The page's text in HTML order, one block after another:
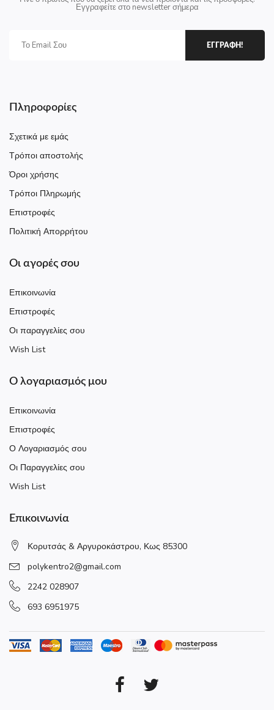
Εγγραφείτε στο newsletter σήμερα
ΕΓΓΡΑΦΗ!
Πληροφορίες
Σχετικά με εμάς
Τρόποι αποστολής
Όροι χρήσης
Τρόποι Πληρωμής
Επιστροφές
Πολιτική Απορρήτου
Οι αγορές σου
Επικοινωνία
Επιστροφές
Οι παραγγελίες σου
Wish List
Ο λογαριασμός μου
Επικοινωνία
Επιστροφές
Ο Λογαριασμός σου
Οι Παραγγελίες σου
Wish List
Επικοινωνία
Κορυτσάς & Αργυροκάστρου, Κως 85300
polykentro2@gmail.com
2242 028907
693 6951975